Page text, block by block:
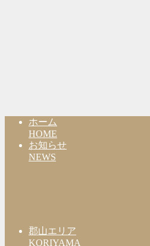
ホーム
HOME
お知らせ
NEWS
郡山エリア
KORIYAMA